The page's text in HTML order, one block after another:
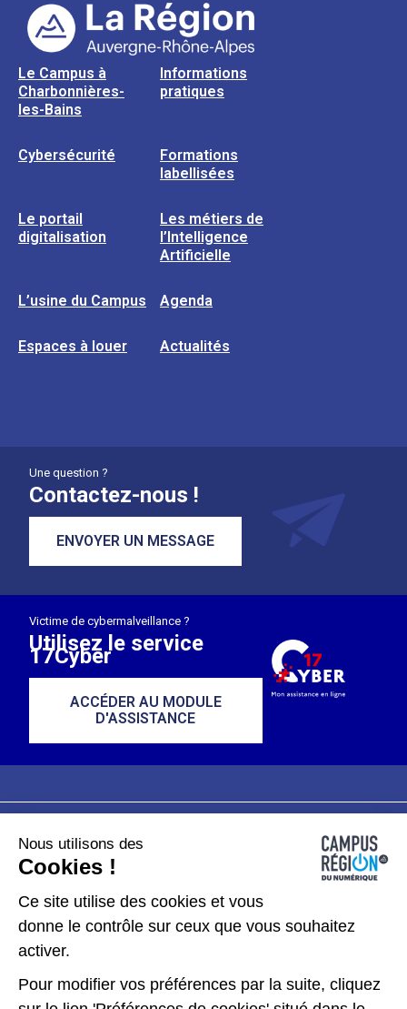
Le Campus à
Charbonnières-
les-Bains
Informations
pratiques
Cybersécurité
Formations
labellisées
Le portail
digitalisation
Les métiers de
l’Intelligence
Artificielle
L’usine du Campus Agenda
Espaces à louer Actualités
Une question ?
Contactez-nous !
ENVOYER UN MESSAGE
Victime de cybermalveillance ?
Utilisez le service
17Cyber
ACCÉDER AU MODULE
D'ASSISTANCE
Plan du site
Données personnelles
Kit de communication
Nous utilisons des
Cookies !
Ce site utilise des cookies et vous
donne le contrôle sur ceux que vous souhaitez
activer.
Pour modifier vos préférences par la suite, cliquez